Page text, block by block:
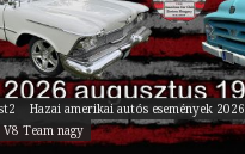
Hazai amerikai autós események 2026
V8 Team nagy